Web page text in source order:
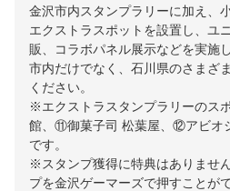
金沢市内スタンプラリーに加え、
エクストラスポットを設置し、ユ
販、コラボパネル展示などを実施し
市内だけでなく、石川県のさまざ
ください。
※エクストラスタンプラリーのス
館、⑪御菓子司 松葉屋、⑫アビオ
です。
※スタンプ獲得に特典はありませ
プを金沢ゲーマーズで押すことが